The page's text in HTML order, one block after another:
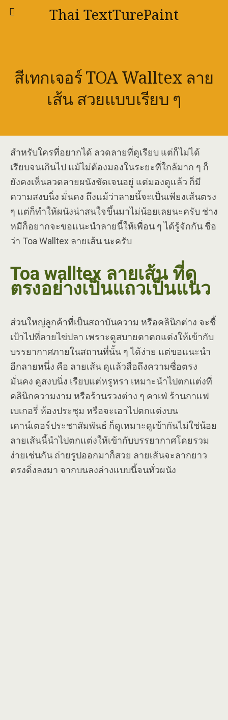
Thai TextTurePaint
สีเทกเจอร์ TOA Walltex ลาย
เส้น สวยแบบเรียบ ๆ
สำหรับใครที่อยากได้ ลวดลายที่ดูเรียบ แต่ก็ไม่ได้
เรียบจนเกินไป แม้ไม่ต้องมองในระยะที่ใกล้มาก ๆ ก็
ยังคงเห็นลวดลายผนังชัดเจนอยู่ แต่มองดูแล้ว ก็มี
ความสงบนิ่ง มั่นคง ถึงแม้ว่าลายนี้จะเป็นเพียงเส้นตรง
ๆ แต่ก็ทำให้ผนังน่าสนใจขึ้นมาไม่น้อยเลยนะครับ ช่าง
หมีก็อยากจะขอแนะนำลายนี้ให้เพื่อน ๆ ได้รู้จักกัน ชื่อ
ว่า Toa Walltex ลายเส้น นะครับ
Toa walltex ลายเส้น ที่ดู
ตรงอย่างเป็นแถวเป็นแนว
ส่วนใหญ่ลูกค้าที่เป็นสถาบันความ หรือคลินิกต่าง จะชี้
เป้าไปที่ลายไข่ปลา เพราะดูสบายตาตกแต่งให้เข้ากับ
บรรยากาศภายในสถานที่นั้น ๆ ได้ง่าย แต่ขอแนะนำ
อีกลายหนึ่ง คือ ลายเส้น ดูแล้วสื่อถึงความซื่อตรง
มั่นคง ดูสงบนิ่ง เรียบแต่หรูหรา เหมาะนำไปตกแต่งที่
คลินิกความงาม หรือร้านรวงต่าง ๆ คาเฟ่ ร้านกาแฟ
เบเกอรี่ ห้องประชุม หรือจะเอาไปตกแต่งบน
เคาน์เตอร์ประชาสัมพันธ์ ก็ดูเหมาะดูเข้ากันไม่ใช่น้อย
ลายเส้นนี้นำไปตกแต่งให้เข้ากับบรรยากาศโดยรวม
ง่ายเช่นกัน ถ่ายรูปออกมาก็สวย ลายเส้นจะลากยาว
ตรงดิ่งลงมา จากบนลงล่างแบบนี้จนทั่วผนัง